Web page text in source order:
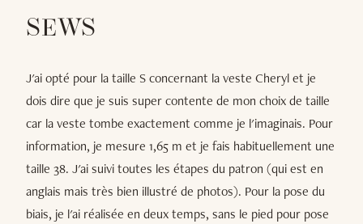
SEWS
J'ai opté pour la taille S concernant la veste Cheryl et je
dois dire que je suis super contente de mon choix de taille
car la veste tombe exactement comme je l'imaginais. Pour
information, je mesure 1,65 m et je fais habituellement une
taille 38. J'ai suivi toutes les étapes du patron (qui est en
anglais mais très bien illustré de photos). Pour la pose du
biais, je l'ai réalisée en deux temps, sans le pied pour pose